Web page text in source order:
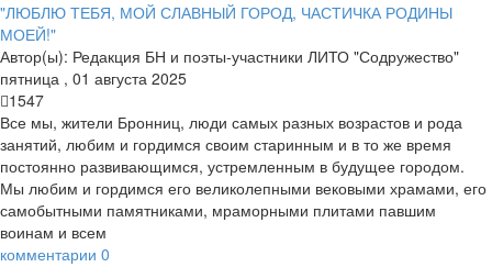
"ЛЮБЛЮ ТЕБЯ, МОЙ СЛАВНЫЙ ГОРОД, ЧАСТИЧКА РОДИНЫ
МОЕЙ!"
Автор(ы): Редакция БН и поэты-участники ЛИТО "Содружество"
пятница , 01 августа 2025
1547
Все мы, жители Бронниц, люди самых разных возрастов и рода
занятий, любим и гордимся своим старинным и в то же время
постоянно развивающимся, устремленным в будущее городом.
Мы любим и гордимся его великолепными вековыми храмами, его
самобытными памятниками, мраморными плитами павшим
воинам и всем
комментарии 0